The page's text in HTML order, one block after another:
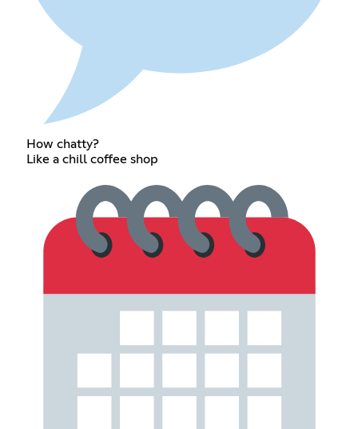
How chatty?
Like a chill coffee shop